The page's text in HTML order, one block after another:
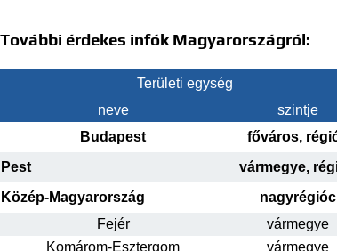
További érdekes infók Magyarországról:
Területi egység
neve
szintje
Budapest
főváros,
Pest
vármegye,
Közép-Magyarország
nagyrégióc
Fejér
vármegye
Komárom-Esztergom
vármegye